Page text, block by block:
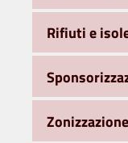
Rifiuti e